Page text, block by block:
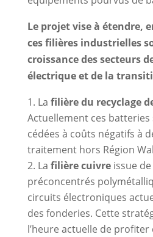
Le projet vise à étendre,
ces filières industrielles
croissance des secteurs
électrique et de la
La filière du recyclage
Actuellement ces
cédées à coûts négatifs à
traitement hors Région
La filière cuivreissue de
préconcentrés
circuits électroniques
des fonderies. Cette
l’heure actuelle de profiter